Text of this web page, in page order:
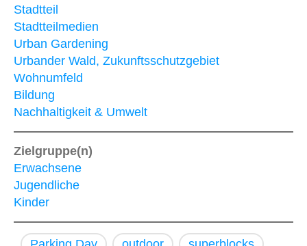
Stadtteil
Stadtteilmedien
Urban Gardening
Urbander Wald, Zukunftsschutzgebiet
Wohnumfeld
Bildung
Nachhaltigkeit & Umwelt
Zielgruppe(n)
Erwachsene
Jugendliche
Kinder